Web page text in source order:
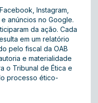
Instagram,
anúncios no Google.
da ação. Cada
em um relatório
pelo fiscal da OAB
e materialidade
o Tribunal de Ética e
processo ético-